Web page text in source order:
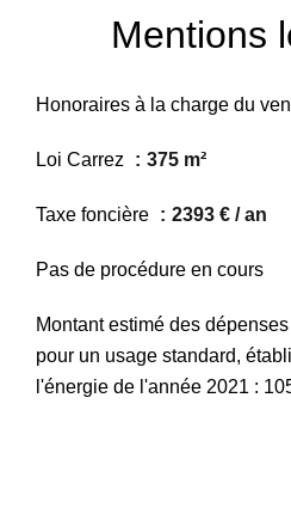
Mentions
Honoraires à la charge du
Loi Carrez 375 m²
Taxe foncière 2393 € / an
Pas de procédure en cours
Montant estimé des
pour un usage standard,
l'énergie de l'année 2021 :